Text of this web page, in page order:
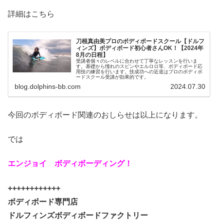
詳細はこちら
刀根真由美プロのボディボードスクール【ドルフ
ィンズ】ボディボード初心者さんOK！【2024年
8月の日程】
受講者個々のレベルに合わせて丁寧なレッスンを行いま
す。基礎から憧れのスピンやエルロロ等、ボディボード応
用技の練習を行います。技成功への近道はプロのボディボ
ードスクール受講が効果的です。
blog.dolphins-bb.com 2024.07.30
今回のボディボード関連のおしらせは以上になります。
では
エンジョイ ボディボーディング！
++++++++++++
ボディボード専門店
ドルフィンズボディボードファクトリー